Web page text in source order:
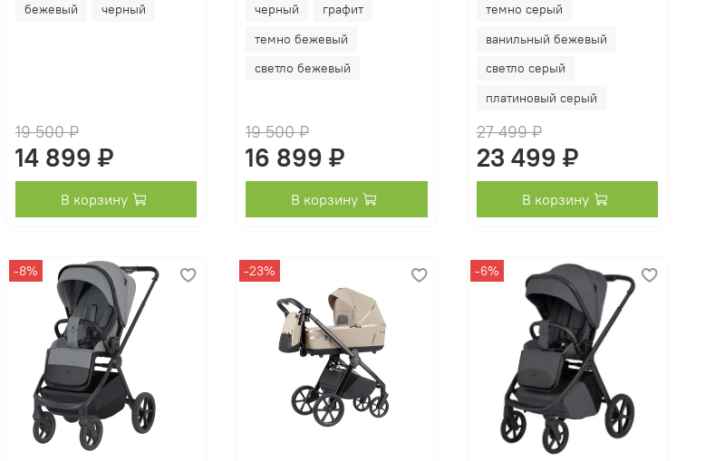
бежевый
черный
19 500 ₽
14 899 ₽
В корзину
черный
графит
темно бежевый
светло бежевый
19 500 ₽
16 899 ₽
В корзину
темно серый
ванильный бежевый
светло серый
платиновый серый
27 499 ₽
23 499 ₽
В корзину
-8% -23% -6%